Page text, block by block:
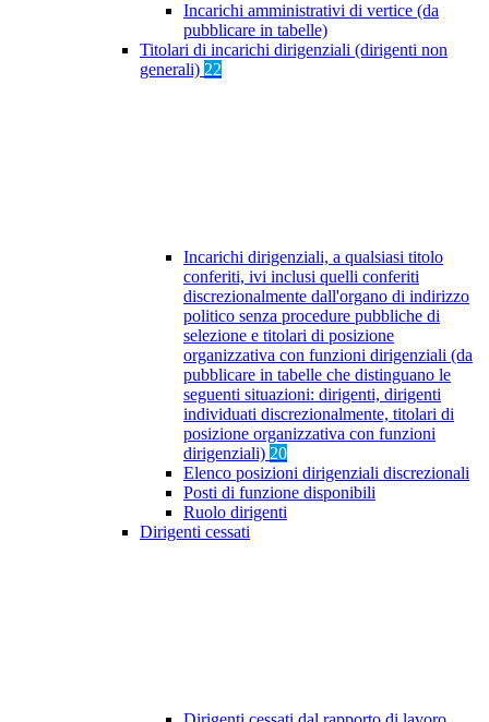
Incarichi amministrativi di vertice (da
pubblicare in tabelle)
Titolari di incarichi dirigenziali (dirigenti non
generali) 22
Incarichi dirigenziali, a qualsiasi titolo
conferiti, ivi inclusi quelli conferiti
discrezionalmente dall'organo di indirizzo
politico senza procedure pubbliche di
selezione e titolari di posizione
organizzativa con funzioni dirigenziali (da
pubblicare in tabelle che distinguano le
seguenti situazioni: dirigenti, dirigenti
individuati discrezionalmente, titolari di
posizione organizzativa con funzioni
dirigenziali) 20
Elenco posizioni dirigenziali discrezionali
Posti di funzione disponibili
Ruolo dirigenti
Dirigenti cessati